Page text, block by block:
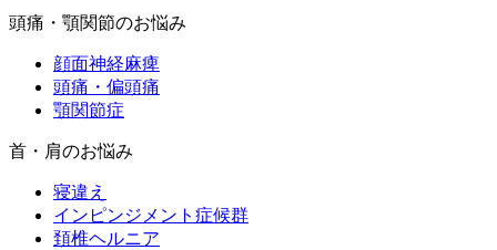
頭痛・顎関節のお悩み
顔面神経麻痺
頭痛・偏頭痛
顎関節症
首・肩のお悩み
寝違え
インピンジメント症候群
頚椎ヘルニア